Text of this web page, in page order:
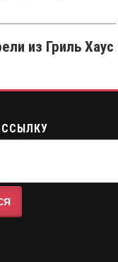
из Гриль Хаус